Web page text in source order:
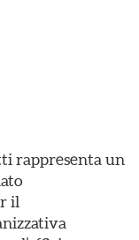
rappresenta un
il